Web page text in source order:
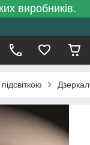
виробників.